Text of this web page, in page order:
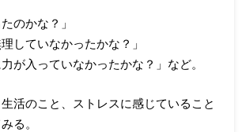
のかな？」
していなかったかな？」
が入っていなかったかな？」など。
活のこと、ストレスに感じていること
る。